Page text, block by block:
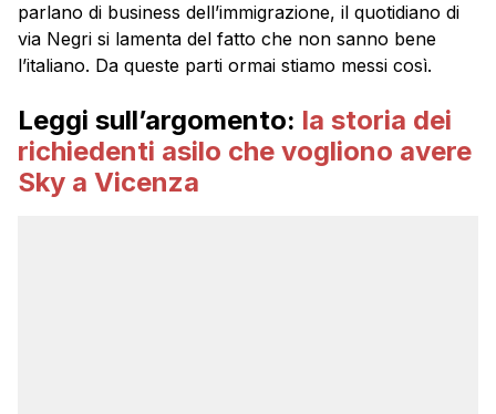
parlano di business dell’immigrazione, il quotidiano di
via Negri si lamenta del fatto che non sanno bene
l’italiano. Da queste parti ormai stiamo messi così.
Leggi sull’argomento: la storia dei
richiedenti asilo che vogliono avere
Sky a Vicenza